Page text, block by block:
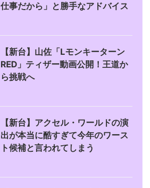
仕事だから」と勝手なアドバイス
【新台】山佐「Lモンキーターン
RED」ティザー動画公開！王道か
ら挑戦へ
【新台】アクセル・ワールドの演
出が本当に酷すぎて今年のワース
ト候補と言われてしまう